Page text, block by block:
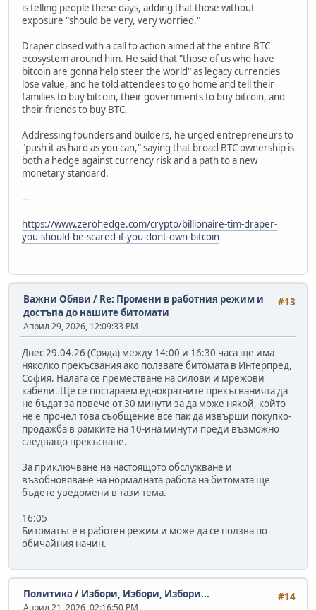
is telling people these days, adding that those without
exposure "should be very, very worried."
Draper closed with a call to action aimed at the entire BTC
ecosystem around him. He said that "those of us who have
bitcoin are gonna help steer the world" as legacy currencies
lose value, and he told attendees to go home and tell their
families to buy bitcoin, their governments to buy bitcoin, and
their friends to buy BTC.
Addressing founders and builders, he urged entrepreneurs to
"push it as hard as you can," saying that broad BTC ownership is
both a hedge against currency risk and a path to a new
monetary standard.
---
https://www.zerohedge.com/crypto/billionaire-tim-draper-
you-should-be-scared-if-you-dont-own-bitcoin
#13
Важни Обяви / Re: Промени в работния режим и
достъпа до нашите битомати
Април 29, 2026, 12:09:33 PM
Днес 29.04.26 (Сряда) между 14:00 и 16:30 часа ще има
няколко прекъсвания ако ползвате битомата в Интерпред,
София. Налага се преместване на силови и мрежови
кабели. Ще се постараем еднократните прекъсванията да
не бъдат за повече от 30 минути за да може някой, който
не е прочел това съобщение все пак да извърши покупко-
продажба в рамките на 10-ина минути преди възможно
следващо прекъсване.
За приключване на настоящото обслужване и
възобновяване на нормалната работа на битомата ще
бъдете уведомени в тази тема.
16:05
Битоматът е в работен режим и може да се ползва по
обичайния начин.
#14
Политика / Избори, Избори, Избори...
Април 21, 2026, 02:16:50 PM